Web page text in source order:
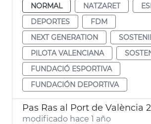
NORMAL
NATZARET
DEPORTES
FDM
NEXT GENERATION
PILOTA VALENCIANA
FUNDACIÓ ESPORTIVA
FUNDACIÓN DEPORTIVA
Pas Ras al Port de València
modificado hace 1 año